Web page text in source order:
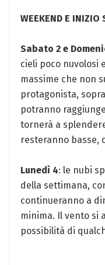
WEEKEND E INIZIO
Sabato 2 e
cieli poco nuvolosi
massime che non
protagonista,
potranno
tornerà a
resteranno basse,
Lunedì 4: le nubi
della settimana,
continueranno a
minima. Il vento si
possibilità di